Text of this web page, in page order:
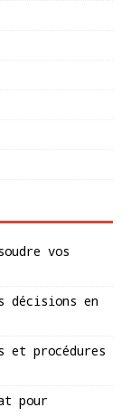
vos
décisions en
procédures
pour